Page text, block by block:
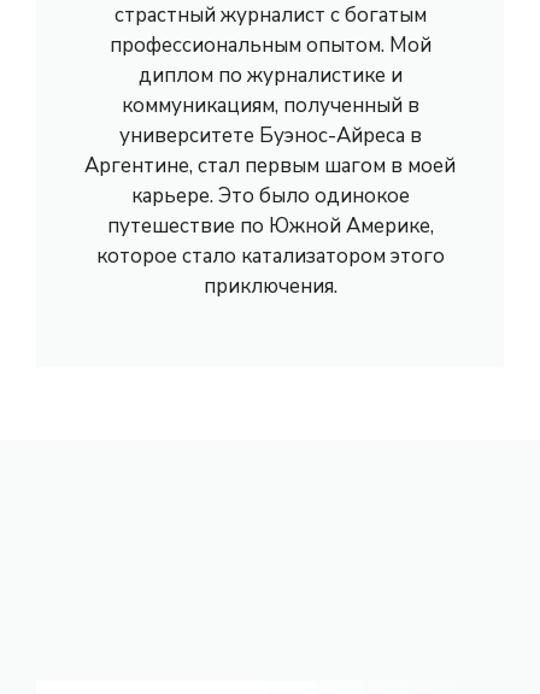
страстный журналист с богатым
профессиональным опытом. Мой
диплом по журналистике и
коммуникациям, полученный в
университете Буэнос-Айреса в
Аргентине, стал первым шагом в моей
карьере. Это было одинокое
путешествие по Южной Америке,
которое стало катализатором этого
приключения.